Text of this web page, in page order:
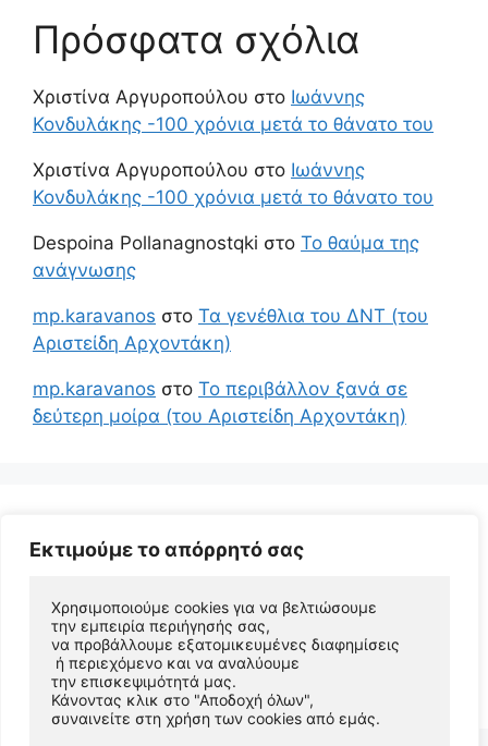
Εκτιμούμε το απόρρητό σας
Χρησιμοποιούμε cookies για να βελτιώσουμε
την εμπειρία περιήγησής σας,
να προβάλλουμε εξατομικευμένες διαφημίσεις
ή περιεχόμενο και να αναλύουμε
την επισκεψιμότητά μας.
Κάνοντας κλικ στο "Αποδοχή όλων",
συναινείτε στη χρήση των cookies από εμάς.
Πρόσφατα σχόλια
Χριστίνα Αργυροπούλου στο Ιωάννης
Κονδυλάκης -100 χρόνια μετά το θάνατο του
Χριστίνα Αργυροπούλου στο Ιωάννης
Κονδυλάκης -100 χρόνια μετά το θάνατο του
Despoina Pollanagnostqki στο Το θαύμα της
ανάγνωσης
mp.karavanos στο Τα γενέθλια του ΔΝΤ (του
Αριστείδη Αρχοντάκη)
mp.karavanos στο Το περιβάλλον ξανά σε
δεύτερη μοίρα (του Αριστείδη Αρχοντάκη)
© 2026 Αριστείδης Αρχοντάκης Φυσικός Συγγραφέας
• Φτιαγμένο μεGeneratePress